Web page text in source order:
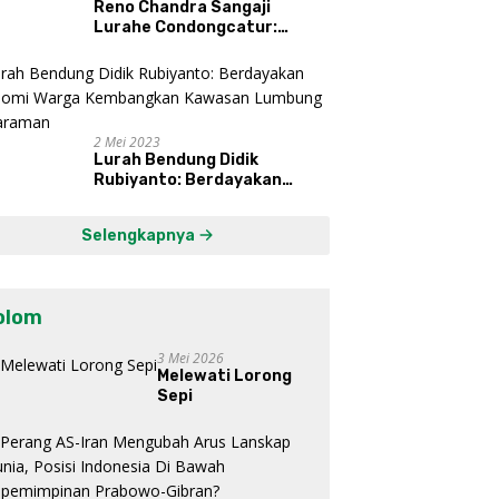
Reno Chandra Sangaji
Lurahe Condongcatur:
Proses, Dengarkan Suara
Masyarakat, dan Syukuri
Hasil
2 Mei 2023
Lurah Bendung Didik
Rubiyanto: Berdayakan
Mataraman
Selengkapnya
3 Mei 2026
Melewati Lorong
Sepi